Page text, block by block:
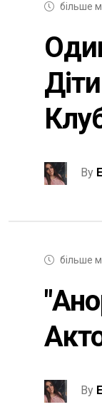
більше
By
більше
By